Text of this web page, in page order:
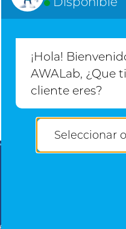
AWALab de México
¡Hola!
AWALab, ¿Que
cliente eres?